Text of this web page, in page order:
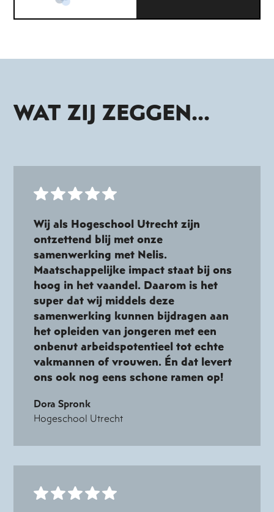
WAT ZIJ ZEGGEN...
Wij als Hogeschool Utrecht zijn
ontzettend blij met onze
samenwerking met Nelis.
Maatschappelijke impact staat bij ons
hoog in het vaandel. Daarom is het
super dat wij middels deze
samenwerking kunnen bijdragen aan
het opleiden van jongeren met een
onbenut arbeidspotentieel tot echte
vakmannen of vrouwen. Én dat levert
ons ook nog eens schone ramen op!
Dora Spronk
Hogeschool Utrecht